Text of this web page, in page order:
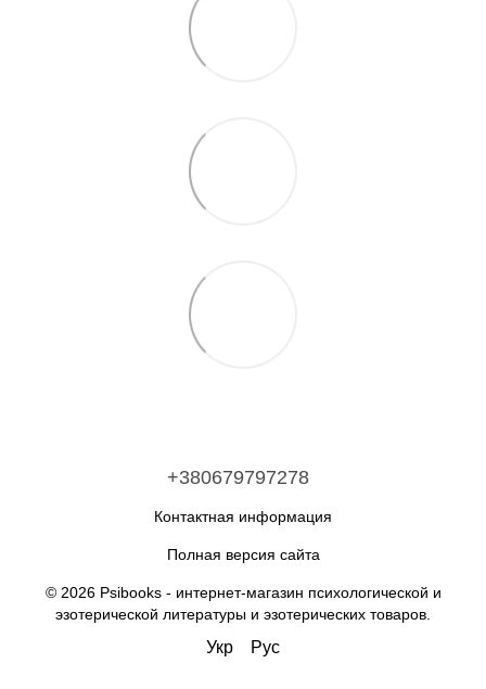
+380679797278
Контактная информация
Полная версия сайта
© 2026 Psibooks - интернет-магазин психологической и
эзотерической литературы и эзотерических товаров
Укр Рус